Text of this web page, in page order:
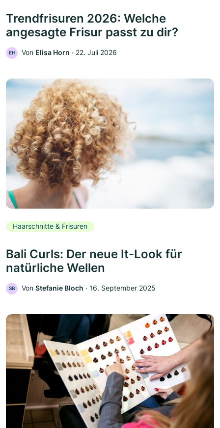
Trendfrisuren 2026: Welche
angesagte Frisur passt zu dir?
EH Von Elisa Horn ‧ 22. Juli 2026
Haarschnitte & Frisuren
Bali Curls: Der neue It-Look für
natürliche Wellen
SB Von Stefanie Bloch ‧ 16. September 2025